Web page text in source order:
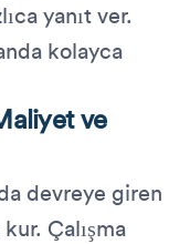
yanıt ver.
kolayca
ve
devreye giren
Çalışma